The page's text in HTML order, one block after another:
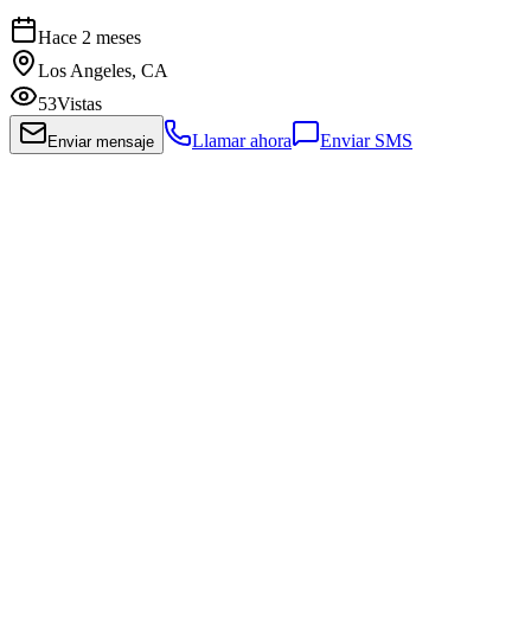
Hace 2 meses
Los Angeles, CA
53Vistas
Enviar mensaje Llamar ahora Enviar SMS